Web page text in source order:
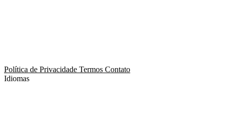
Política de Privacidade Termos Contato
Idiomas